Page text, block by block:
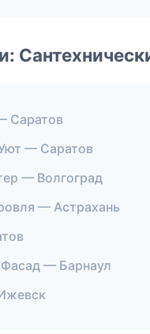
Саратов
— Саратов
— Волгоград
— Астрахань
— Барнаул